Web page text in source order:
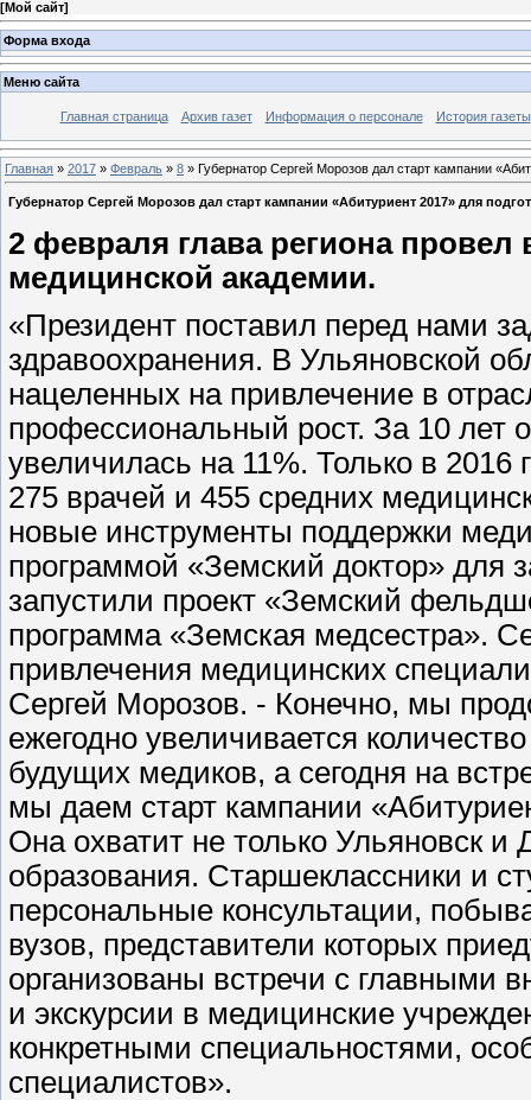
[Мой сайт]
Форма входа
Меню сайта
Главная страница Архив газет Информация о персонале История газеты
Главная » 2017 » Февраль » 8 » Губернатор Сергей Морозов дал старт кампании
Губернатор Сергей Морозов дал старт кампании «Абитуриент 2017» для
2 февраля глава региона
медицинской академии.
«Президент поставил перед нами
здравоохранения. В Ульяновской
нацеленных на привлечение в
профессиональный рост. За 10 лет
увеличилась на 11%. Только в 2016
275 врачей и 455 средних
новые инструменты поддержки
программой «Земский доктор» для
запустили проект «Земский
программа «Земская медсестра».
привлечения медицинских
Сергей Морозов. - Конечно, мы
ежегодно увеличивается
будущих медиков, а сегодня на
мы даем старт кампании
Она охватит не только Ульяновск
образования. Старшеклассники и
персональные консультации,
вузов, представители которых
организованы встречи с главными
и экскурсии в медицинские
конкретными специальностями,
специалистов».